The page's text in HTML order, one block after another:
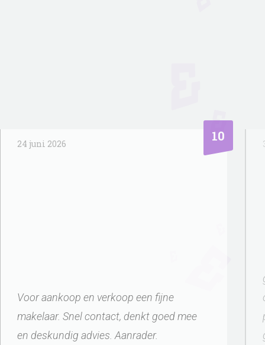
3 juni 2026
omgang. verstand van zaken.
prijs/kwaliteit zeer goed. Je moet het
gewoon over laten aan hun ook al is dat
9,3